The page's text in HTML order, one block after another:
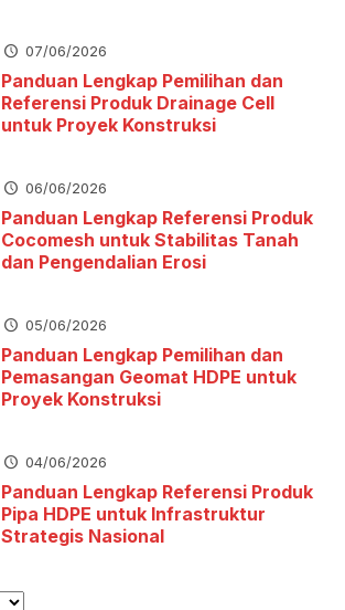
07/06/2026
Panduan Lengkap Pemilihan dan
Referensi Produk Drainage Cell
untuk Proyek Konstruksi
06/06/2026
Panduan Lengkap Referensi Produk
Cocomesh untuk Stabilitas Tanah
dan Pengendalian Erosi
05/06/2026
Panduan Lengkap Pemilihan dan
Pemasangan Geomat HDPE untuk
Proyek Konstruksi
04/06/2026
Panduan Lengkap Referensi Produk
Pipa HDPE untuk Infrastruktur
Strategis Nasional